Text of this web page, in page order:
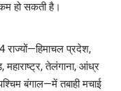
हो सकती है।
प्रदेश,
महाराष्ट्र, तेलंगाना, आंध्र
बंगाल—में तबाही मचाई